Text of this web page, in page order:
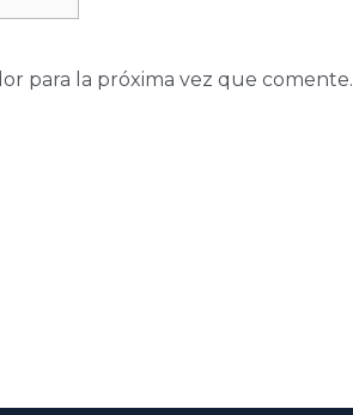
para la próxima vez que comente.